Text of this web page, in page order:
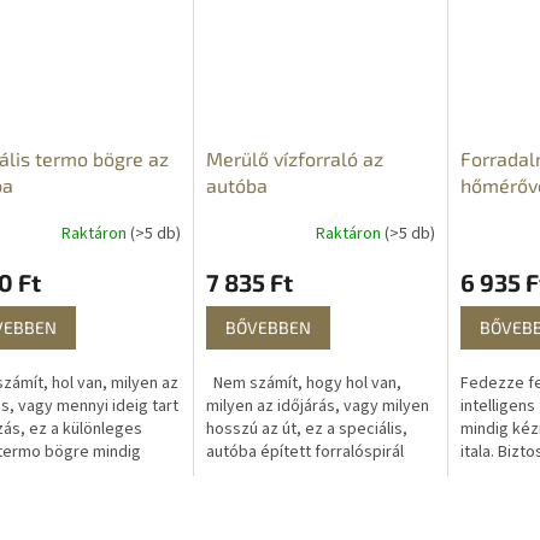
termo bögre az
Raktáron (>5 db)
Ft
hol van, milyen az
vagy mennyi ideig tart
ez a különleges
bögre mindig
Merülő vízforraló az
autóba
Raktáron (>5 db)
7 835 Ft
BŐVEBBEN
Nem számít, hogy hol van,
milyen az időjárás, vagy milyen
hosszú az út, ez a speciális,
autóba épített forralóspirál
6 935
Fedezze
mindig
itala.